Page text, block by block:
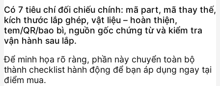
Có 7 tiêu chí đối chiếu chính: mã part, mã thay thế,
kích thước lắp ghép, vật liệu – hoàn thiện,
tem/QR/bao bì, nguồn gốc chứng từ và kiểm tra
vận hành sau lắp.
Để minh họa rõ ràng, phần này chuyển toàn bộ
thành checklist hành động để bạn áp dụng ngay tại
điểm mua.